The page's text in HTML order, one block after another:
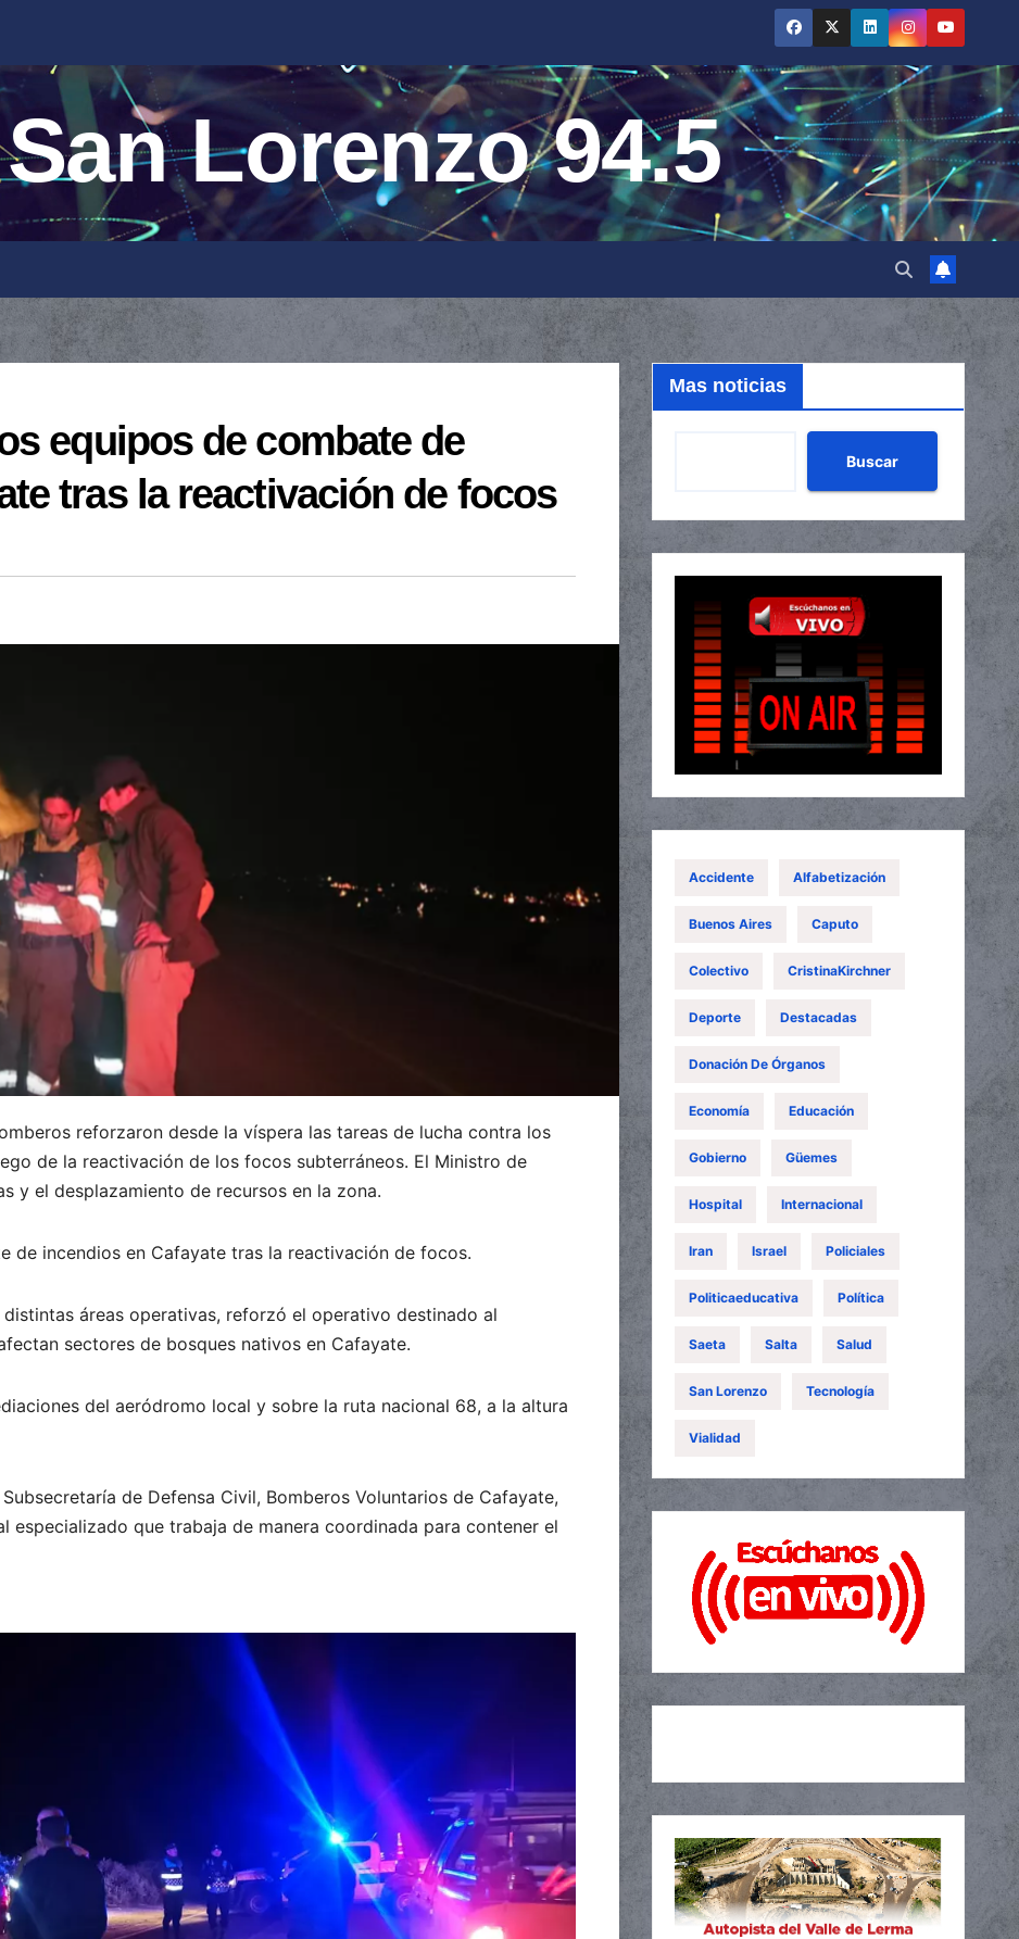
Lorenzo 94.5
equipos de combate de
tras la reactivación de focos
reforzaron desde la víspera las tareas de lucha contra los
de la reactivación de los focos subterráneos. El Ministro de
y el desplazamiento de recursos en la zona.
de incendios en Cafayate tras la reactivación de focos.
distintas áreas operativas, reforzó el operativo destinado al
sectores de bosques nativos en Cafayate.
del aeródromo local y sobre la ruta nacional 68, a la altura
de Defensa Civil, Bomberos Voluntarios de Cafayate,
especializado que trabaja de manera coordinada para contener el
Mas noticias
Buscar
Accidente Alfabetización
Buenos Aires Caputo
Colectivo CristinaKirchner
Deporte Destacadas
Donación De Órganos
Economía Educación
Gobierno Güemes
Hospital Internacional
Iran Israel Policiales
Politicaeducativa Política
Saeta Salta Salud
San Lorenzo Tecnología
Vialidad